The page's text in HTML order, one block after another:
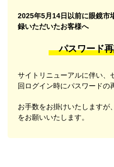
2025年5月14日以前に眼鏡市
録いただいたお客様へ
パスワード
サイトリニューアルに伴い、
回ログイン時にパスワードの
お手数をお掛けいたしますが、
をお願いいたします。